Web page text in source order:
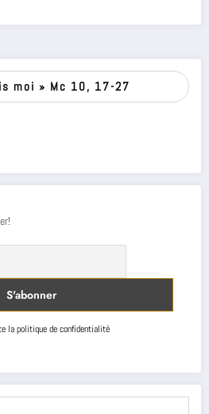
moi » Mc 10, 17-27
la politique de confidentialité